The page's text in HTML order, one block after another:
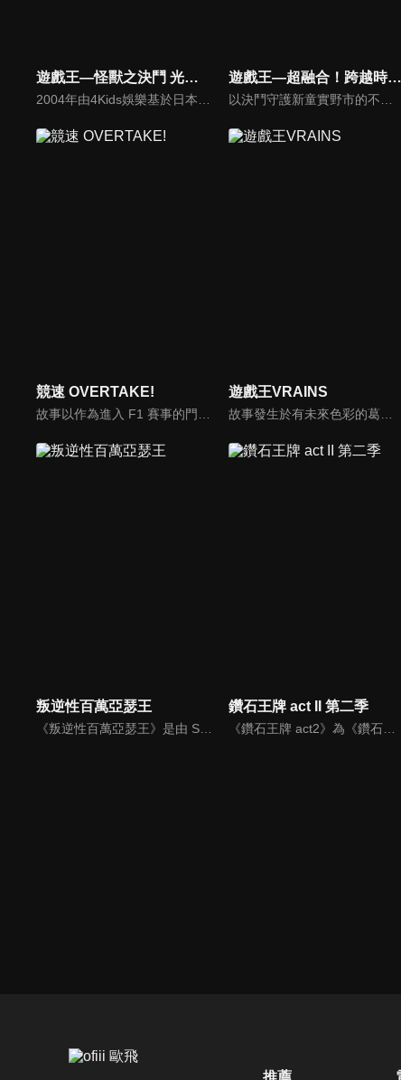
遊戲王—怪獸之決鬥 光之金字塔 遊戲王—超融合！跨越時空的羈絆
競速 OVERTAKE! 遊戲王VRAINS
叛逆性百萬亞瑟王
《叛逆性百萬亞瑟王》是由 SQUARE ENIX 與網易聯合開發的《百萬亞瑟王》系列新作，作為《百萬亞瑟王》新作的一環同步展開了電視動畫的企劃。其故事以 100 萬人的亞瑟王與 100 萬把的聖劍做為開端展開。該系列作至今推出多款手機遊戲，在日本與亞洲各地也有著一定程度的人氣。
鑽石王牌 act II 第二季
《鑽石王牌 act2》為《鑽石王牌》第二部作品，故事藉由以稱霸國中聯賽為目標的澤村榮純為主角，在最後一次的聯賽中，因為自己的暴投而輸了比賽。他發誓要和以前的隊友去高中一雪前恥，後來，因為棒球名校青道高中球探來訪，澤村去參觀了青道高中的練習。在見習中，馬上就遭受到棒球高中名校的洗禮，不過也因此讓他遇到才華洋溢的捕手御幸，重新燃起了澤村對棒球的熱情。
推薦